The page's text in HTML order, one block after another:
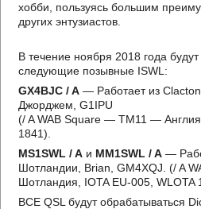
хобби, пользуясь большим
других энтузиастов.
В течение ноября 2018 года
следующие позывные ISWL:
GX4BJC / A — Работает из
Джорджем, G1IPU
(/ A WAB Square — TM11 —
1841).
MS1SWL / A и MM1SWL / A —
Шотландии, Brian, GM4XQJ. (/ A
Шотландия, IOTA EU-005, WLOTA
ВСЕ QSL будут обрабатываться